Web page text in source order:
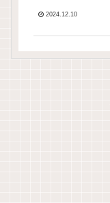
2024.12.10